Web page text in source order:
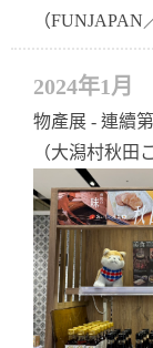
（FUNJAPAN
2024年1月
物產展 - 連續
（大潟村秋田